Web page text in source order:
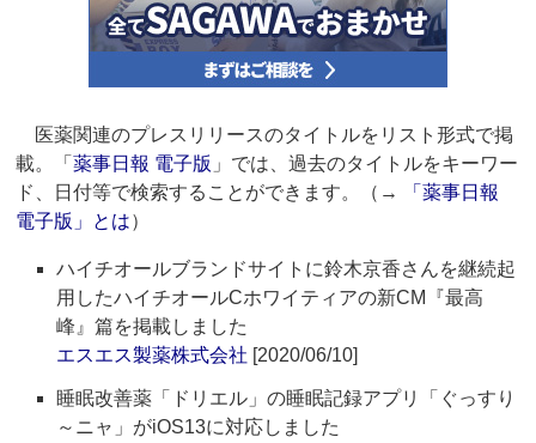
医薬関連のプレスリリースのタイトルをリスト形式で掲
載。「薬事日報 電子版 」では、過去のタイトルをキーワー
ド、日付等で検索することができます。（→
「薬事日報
電子版」とは）
ハイチオールブランドサイトに鈴木京香さんを継続起
用したハイチオールCホワイティアの新CM『最高
峰』篇を掲載しました
エスエス製薬株式会社 [2020/06/10]
睡眠改善薬「ドリエル」の睡眠記録アプリ「ぐっすり
～ニャ」がiOS13に対応しました